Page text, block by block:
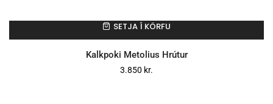
SETJA Í KÖRFU
Kalkpoki Metolius Hrútur
3.850 kr.